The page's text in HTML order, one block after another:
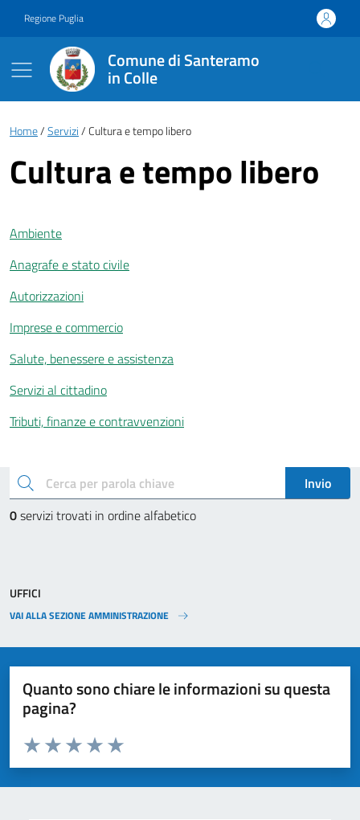
Regione Puglia
Comune di Santeramo
in Colle
Briciole di pane
Home Servizi Cultura e tempo libero
Cultura e tempo libero
Ambiente
Anagrafe e stato civile
Autorizzazioni
Imprese e commercio
Salute, benessere e assistenza
Servizi al cittadino
Tributi, finanze e contravvenzioni
Esplora tutti i servizi
cerca
Invio
0servizi trovati in ordine alfabetico
UFFICI
VAI ALLA SEZIONE AMMINISTRAZIONE
Quanto sono chiare le informazioni su questa
pagina?
Valuta da 1 a 5 stelle la pagina
Valuta 5 stelle su 5
Valuta 4 stelle su 5
Valuta 3 stelle su 5
Valuta 2 stelle su 5
Valuta 1 stelle su 5